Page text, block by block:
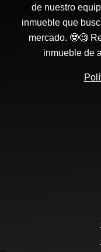
de nuestro
inmueble que
mercado. 🤓🧐
inmueble de